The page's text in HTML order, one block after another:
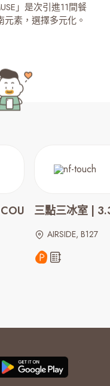
」是次引進11間餐
素，選擇多元化。
三點三冰室 |
AIRSIDE, B127